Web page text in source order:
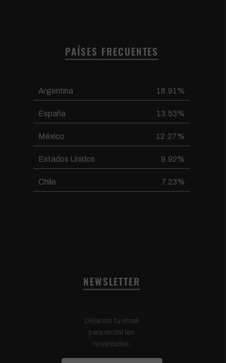
PAÍSES FRECUENTES
Argentina 18.91%
España 13.53%
México 12.27%
Estados Unidos 9.92%
Chile 7.23%
NEWSLETTER
Déjanos tu email
para recibir las
novedades: